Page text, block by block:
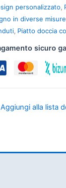
personalizzato,
in diverse misure
, Piatto doccia
sicuro
Aggiungi alla lista